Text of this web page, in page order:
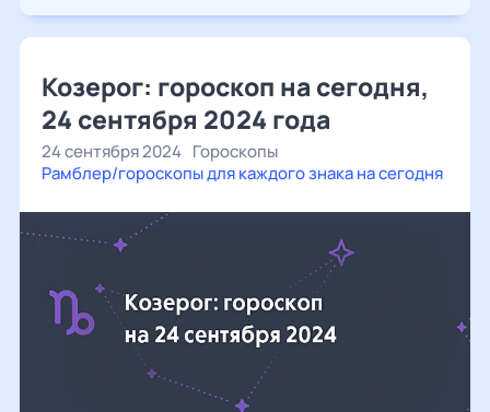
Козерог: гороскоп на сегодня,
24 сентября 2024 года
24 сентября 2024 Гороскопы
Рамблер/гороскопы для каждого знака на сегодня